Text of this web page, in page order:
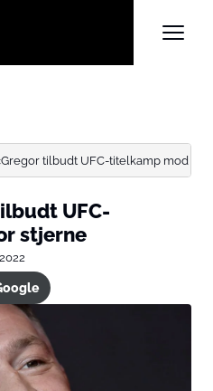
tilbudt UFC-titelkamp mod
UFC-
stjerne